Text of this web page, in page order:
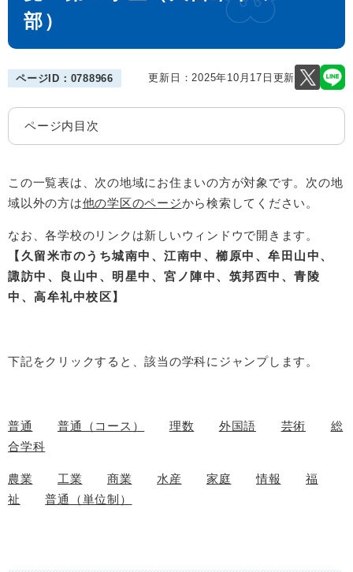
部）
ページID：0788966 更新日：2025年10月17日更新
ページ内目次
この一覧表は、次の地域にお住まいの方が対象です。次の地
域以外の方は他の学区のページから検索してください。
なお、各学校のリンクは新しいウィンドウで開きます。
【久留米市のうち城南中、江南中、櫛原中、牟田山中、
諏訪中、良山中、明星中、宮ノ陣中、筑邦西中、青陵
中、高牟礼中校区】
下記をクリックすると、該当の学科にジャンプします。
普通 普通（コース） 理数 外国語 芸術
総
合学科
農業 工業 商業 水産 家庭 情報
福
祉
普通（単位制）